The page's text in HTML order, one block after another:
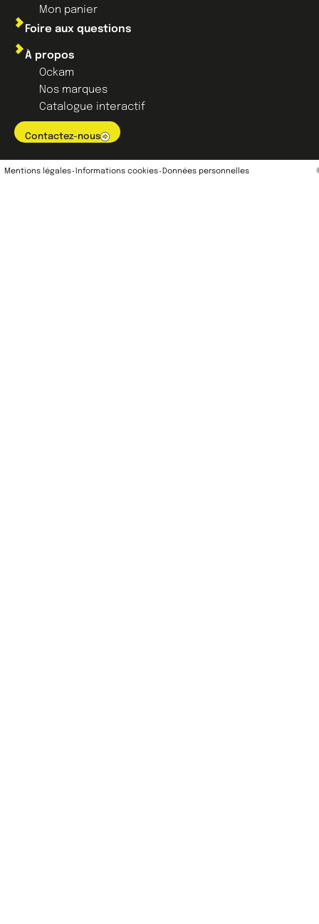
À propos
Ockam
Nos marques
Catalogue interactif
Contactez-nous
Mon panier
Foire aux questions
Mentions légales Informations cookies Données personnelles